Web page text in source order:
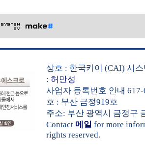
상호 : 한국카이 (CAI) 시
: 허만성
사업자 등록번호 안내
호 : 부산 금정919호
주소: 부산 광역시 금정구
Contact 메일 for more
rights reserved.